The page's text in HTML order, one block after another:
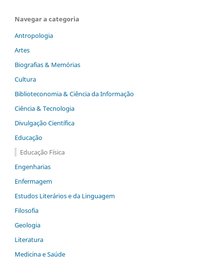
Navegar a categoria
Antropologia
Artes
Biografias & Memórias
Cultura
Biblioteconomia & Ciência da Informação
Ciência & Tecnologia
Divulgação Científica
Educação
Educação Física
Engenharias
Enfermagem
Estudos Literários e da Linguagem
Filosofia
Geologia
Literatura
Medicina e Saúde